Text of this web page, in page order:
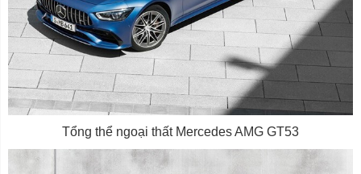
Tổng thể ngoại thất Mercedes AMG GT53